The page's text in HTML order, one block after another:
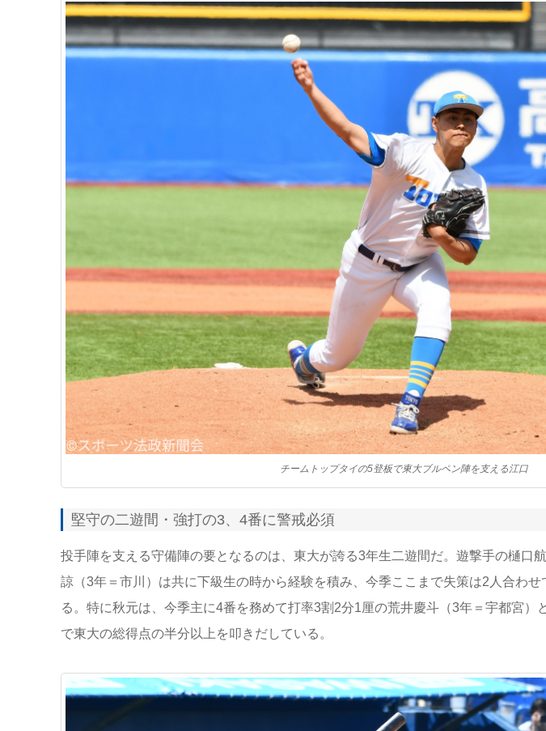
チームトップタイの5登板で東大ブルペン陣を支える江口
堅守の二遊間・強打の3、4番に警戒必須
投手陣を支える守備陣の要となるのは、東大が誇る3年生二遊間だ。遊撃手の樋口
諒（3年＝市川）は共に下級生の時から経験を積み、今季ここまで失策は2人合わ
る。特に秋元は、今季主に4番を務めて打率3割2分1厘の荒井慶斗（3年＝宇都宮）
で東大の総得点の半分以上を叩きだしている。